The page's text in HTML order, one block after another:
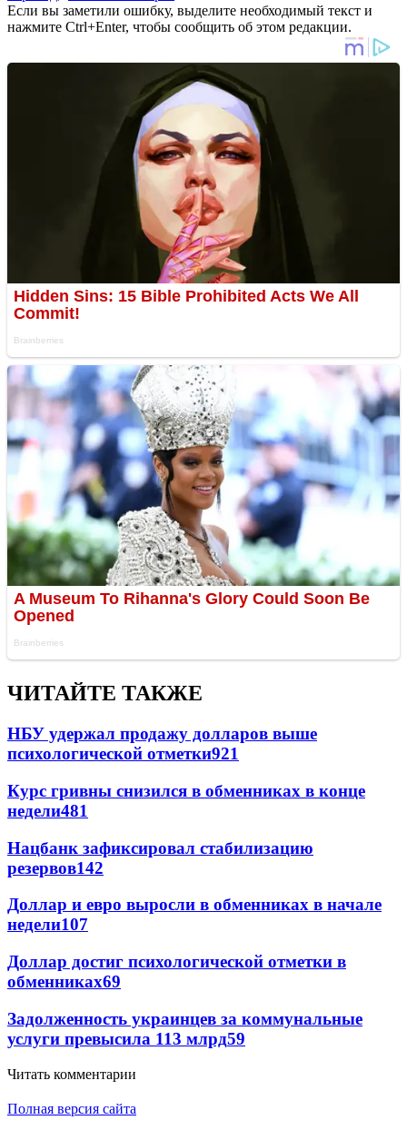
Если вы заметили ошибку, выделите необходимый текст и
нажмите Ctrl+Enter, чтобы сообщить об этом редакции.
ЧИТАЙТЕ ТАКЖЕ
НБУ удержал продажу долларов выше
психологической отметки921
Курс гривны снизился в обменниках в конце
недели481
Нацбанк зафиксировал стабилизацию
резервов142
Доллар и евро выросли в обменниках в начале
недели107
Доллар достиг психологической отметки в
обменниках69
Задолженность украинцев за коммунальные
услуги превысила 113 млрд59
Читать комментарии
Полная версия сайта